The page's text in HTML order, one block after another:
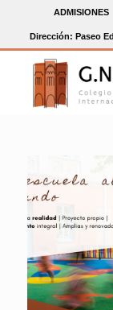
ADMISIONES
Dirección: Paseo